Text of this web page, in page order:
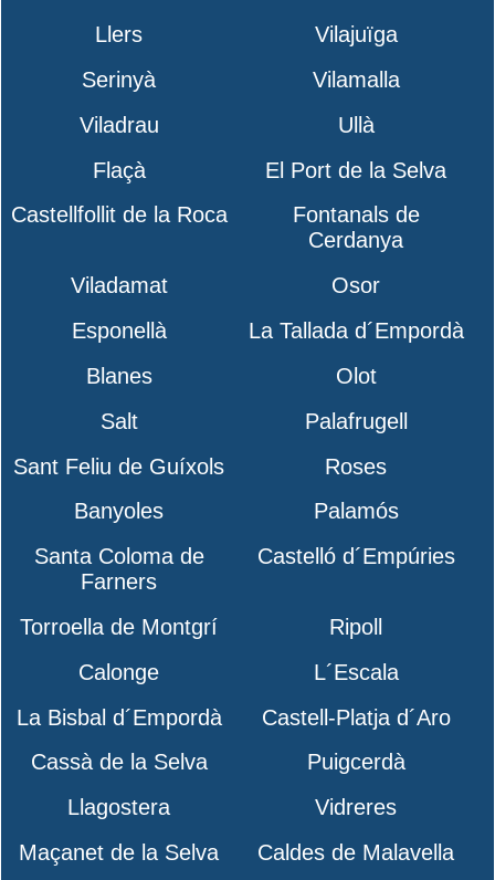
Llers
Vilajuïga
Serinyà
Vilamalla
Viladrau
Ullà
Flaçà
El Port de la Selva
Castellfollit de la Roca
Fontanals de
Cerdanya
Viladamat
Osor
Esponellà
La Tallada d´Empordà
Blanes
Olot
Salt
Palafrugell
Sant Feliu de Guíxols
Roses
Banyoles
Palamós
Santa Coloma de
Farners
Castelló d´Empúries
Torroella de Montgrí
Ripoll
Calonge
L´Escala
La Bisbal d´Empordà
Castell-Platja d´Aro
Cassà de la Selva
Puigcerdà
Llagostera
Vidreres
Maçanet de la Selva
Caldes de Malavella